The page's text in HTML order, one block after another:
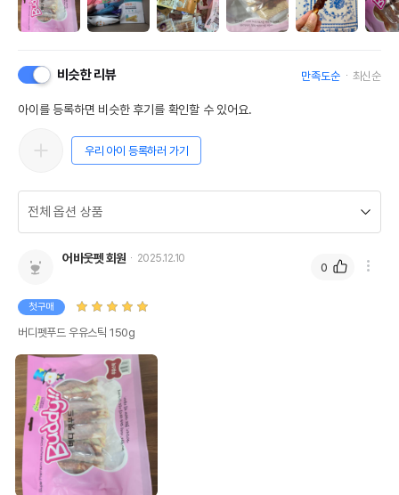
비슷한 리뷰 만족도순 최신순
아이를 등록하면 비슷한 후기를 확인할 수 있어요.
우리 아이 등록하러 가기
어바웃펫 회원 2025.12.10
첫구매
버디펫푸드 우유스틱 150g
0